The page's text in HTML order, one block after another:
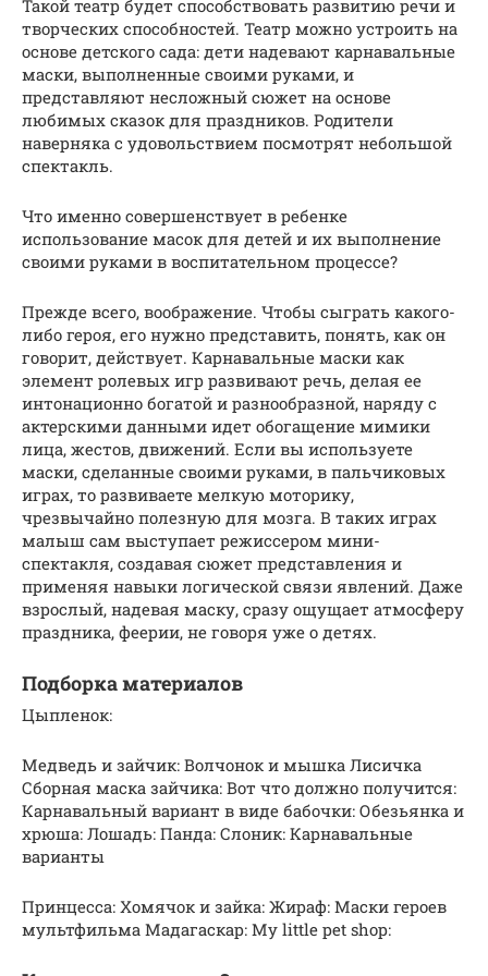
Такой театр будет способствовать развитию речи и
творческих способностей. Театр можно устроить на
основе детского сада: дети надевают карнавальные
маски, выполненные своими руками, и
представляют несложный сюжет на основе
любимых сказок для праздников. Родители
наверняка с удовольствием посмотрят небольшой
спектакль.
Что именно совершенствует в ребенке
использование масок для детей и их выполнение
своими руками в воспитательном процессе?
Прежде всего, воображение. Чтобы сыграть какого-
либо героя, его нужно представить, понять, как он
говорит, действует. Карнавальные маски как
элемент ролевых игр развивают речь, делая ее
интонационно богатой и разнообразной, наряду с
актерскими данными идет обогащение мимики
лица, жестов, движений. Если вы используете
маски, сделанные своими руками, в пальчиковых
играх, то развиваете мелкую моторику,
чрезвычайно полезную для мозга. В таких играх
малыш сам выступает режиссером мини-
спектакля, создавая сюжет представления и
применяя навыки логической связи явлений. Даже
взрослый, надевая маску, сразу ощущает атмосферу
праздника, феерии, не говоря уже о детях.
Подборка материалов
Цыпленок:
Медведь и зайчик: Волчонок и мышка Лисичка
Сборная маска зайчика: Вот что должно получится:
Карнавальный вариант в виде бабочки: Обезьянка и
хрюша: Лошадь: Панда: Слоник: Карнавальные
варианты
Принцесса: Хомячок и зайка: Жираф: Маски героев
мультфильма Мадагаскар: My little pet shop: